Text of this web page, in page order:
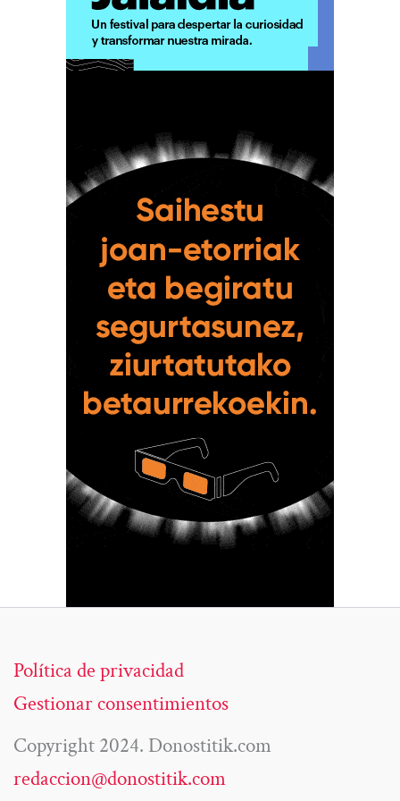
Política de privacidad
Gestionar consentimientos
Copyright 2024. Donostitik.com
redaccion@donostitik.com